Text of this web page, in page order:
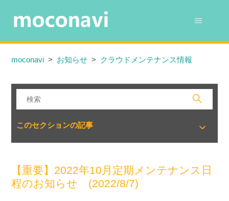
moconavi お知らせ クラウドメンテナンス情報
このセクションの記事
【重要】2022年10月定期メンテナンス日
程のお知らせ (2022/8/7)